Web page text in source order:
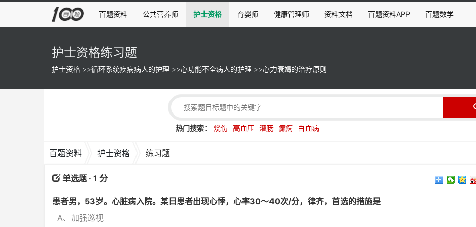
百题资料 公共营养师 护士资格 育婴师 健康管理师 资料文档 百题资料APP 百题数学
护士资格练习题
护士资格 >>循环系统疾病病人的护理 >>心功能不全病人的护理 >>心力衰竭的治疗原则
热门搜索： 烧伤 高血压 灌肠 癫痫 白血病
百题资料 护士资格 练习题
单选题 · 1 分
患者男，53岁。心脏病入院。某日患者出现心悸，心率30～40次/分，律齐，首选的措施是
A、加强巡视